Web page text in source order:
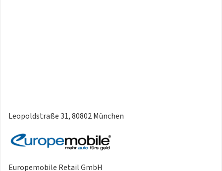
Leopoldstraße 31, 80802 München
Europemobile Retail GmbH